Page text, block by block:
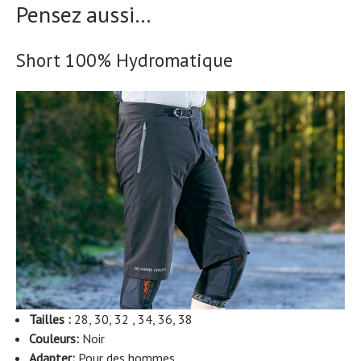
Pensez aussi…
Short 100% Hydromatique
Tailles : 28, 30, 32 , 34, 36, 38
Couleurs: Noir